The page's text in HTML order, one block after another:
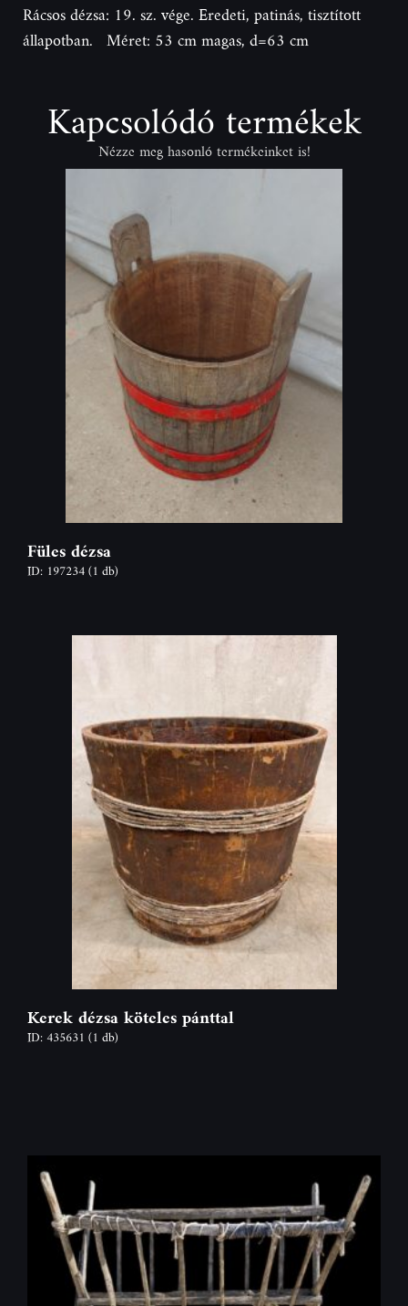
Rácsos dézsa: 19. sz. vége. Eredeti, patinás, tisztított
állapotban. Méret: 53 cm magas, d=63 cm
Kapcsolódó termékek
Nézze meg hasonló termékeinket is!
Füles dézsa
ID: 197234(1 db)
Kerek dézsa köteles pánttal
ID: 435631 (1 db)